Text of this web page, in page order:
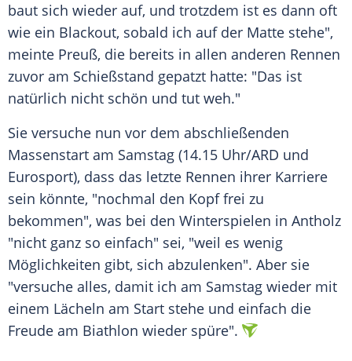
baut sich wieder auf, und trotzdem ist es dann oft
wie ein Blackout, sobald ich auf der Matte stehe",
meinte Preuß, die bereits in allen anderen Rennen
zuvor am Schießstand gepatzt hatte: "Das ist
natürlich nicht schön und tut weh."
Sie versuche nun vor dem abschließenden
Massenstart am Samstag (14.15 Uhr/ARD und
Eurosport), dass das letzte Rennen ihrer Karriere
sein könnte, "nochmal den Kopf frei zu
bekommen", was bei den Winterspielen in Antholz
"nicht ganz so einfach" sei, "weil es wenig
Möglichkeiten gibt, sich abzulenken". Aber sie
"versuche alles, damit ich am Samstag wieder mit
einem Lächeln am Start stehe und einfach die
Freude am Biathlon wieder spüre".